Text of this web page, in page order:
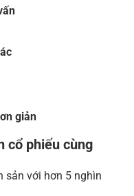
giản
cổ phiếu cùng
sản với hơn 5 nghìn